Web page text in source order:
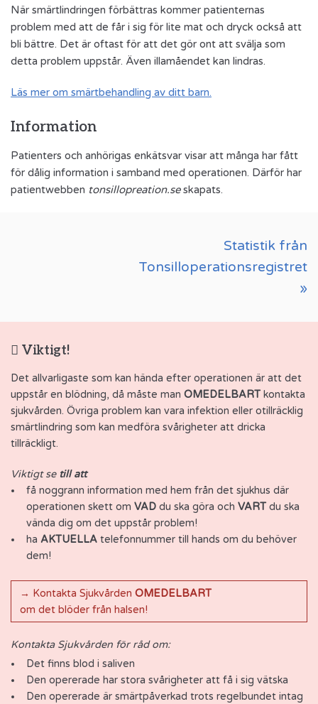
När smärtlindringen förbättras kommer patienternas
problem med att de får i sig för lite mat och dryck också att
bli bättre. Det är oftast för att det gör ont att svälja som
detta problem uppstår. Även illamåendet kan lindras.
Läs mer om smärtbehandling av ditt barn.
Information
Patienters och anhörigas enkätsvar visar att många har fått
för dålig information i samband med operationen. Därför har
patientwebben tonsillopreation.seskapats.
Statistik från
Tonsilloperationsregistret
»
Viktigt!
Det allvarligaste som kan hända efter operationen är att det
uppstår en blödning, då måste man OMEDELBARTkontakta
sjukvården. Övriga problem kan vara infektion eller otillräcklig
smärtlindring som kan medföra svårigheter att dricka
tillräckligt.
Viktigt se till att
få noggrann information med hem från det sjukhus där
operationen skett omVAD du ska göra ochVARTdu ska
vända dig om det uppstår problem!
haAKTUELLA telefonnummer till hands om du behöver
dem!
→ Kontakta Sjukvården OMEDELBART
om det blöder från halsen!
Kontakta Sjukvården för råd om:
Det finns blod i saliven
Den opererade har stora svårigheter att få i sig vätska
Den opererade är smärtpåverkad trots regelbundet intag